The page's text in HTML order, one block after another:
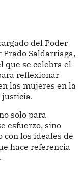
del Poder
Saldarriaga,
que se celebra el
reflexionar
las mujeres en la
justicia.
solo para
esfuerzo, sino
los ideales de
hace referencia